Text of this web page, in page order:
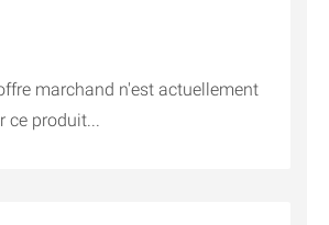
marchand n'est actuellement
ce produit...